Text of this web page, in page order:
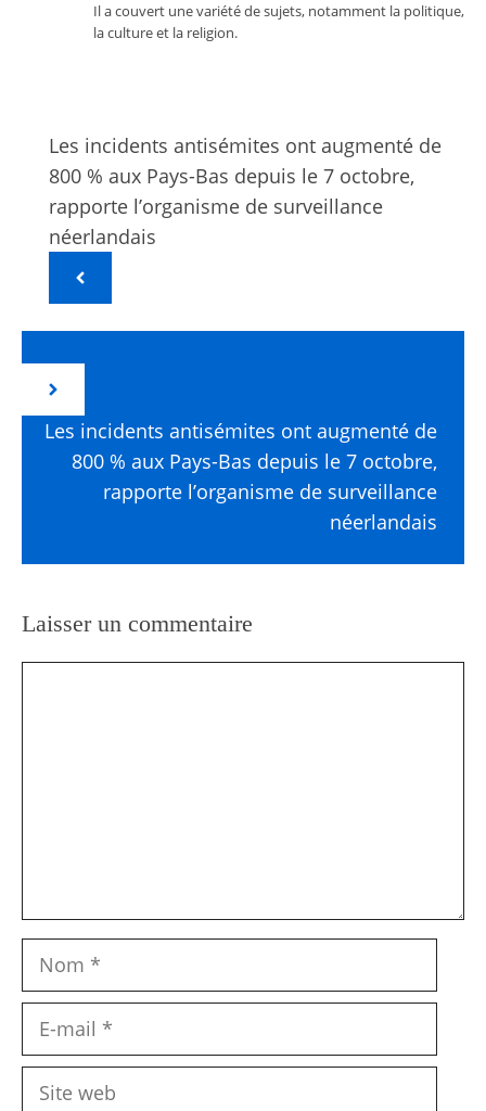
Il a couvert une variété de sujets, notamment la politique,
la culture et la religion.
Les incidents antisémites ont augmenté de
800 % aux Pays-Bas depuis le 7 octobre,
rapporte l’organisme de surveillance
néerlandais
Les incidents antisémites ont augmenté de
800 % aux Pays-Bas depuis le 7 octobre,
rapporte l’organisme de surveillance
néerlandais
Laisser un commentaire
Nom
Site